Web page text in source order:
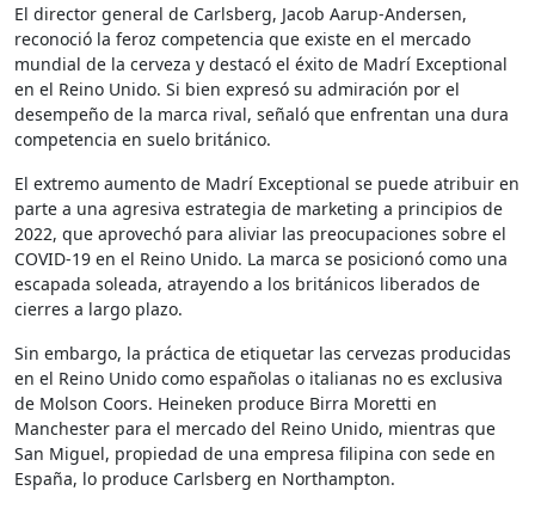
El director general de Carlsberg, Jacob Aarup-Andersen,
reconoció la feroz competencia que existe en el mercado
mundial de la cerveza y destacó el éxito de Madrí Exceptional
en el Reino Unido. Si bien expresó su admiración por el
desempeño de la marca rival, señaló que enfrentan una dura
competencia en suelo británico.
El extremo aumento de Madrí Exceptional se puede atribuir en
parte a una agresiva estrategia de marketing a principios de
2022, que aprovechó para aliviar las preocupaciones sobre el
COVID-19 en el Reino Unido. La marca se posicionó como una
escapada soleada, atrayendo a los británicos liberados de
cierres a largo plazo.
Sin embargo, la práctica de etiquetar las cervezas producidas
en el Reino Unido como españolas o italianas no es exclusiva
de Molson Coors. Heineken produce Birra Moretti en
Manchester para el mercado del Reino Unido, mientras que
San Miguel, propiedad de una empresa filipina con sede en
España, lo produce Carlsberg en Northampton.